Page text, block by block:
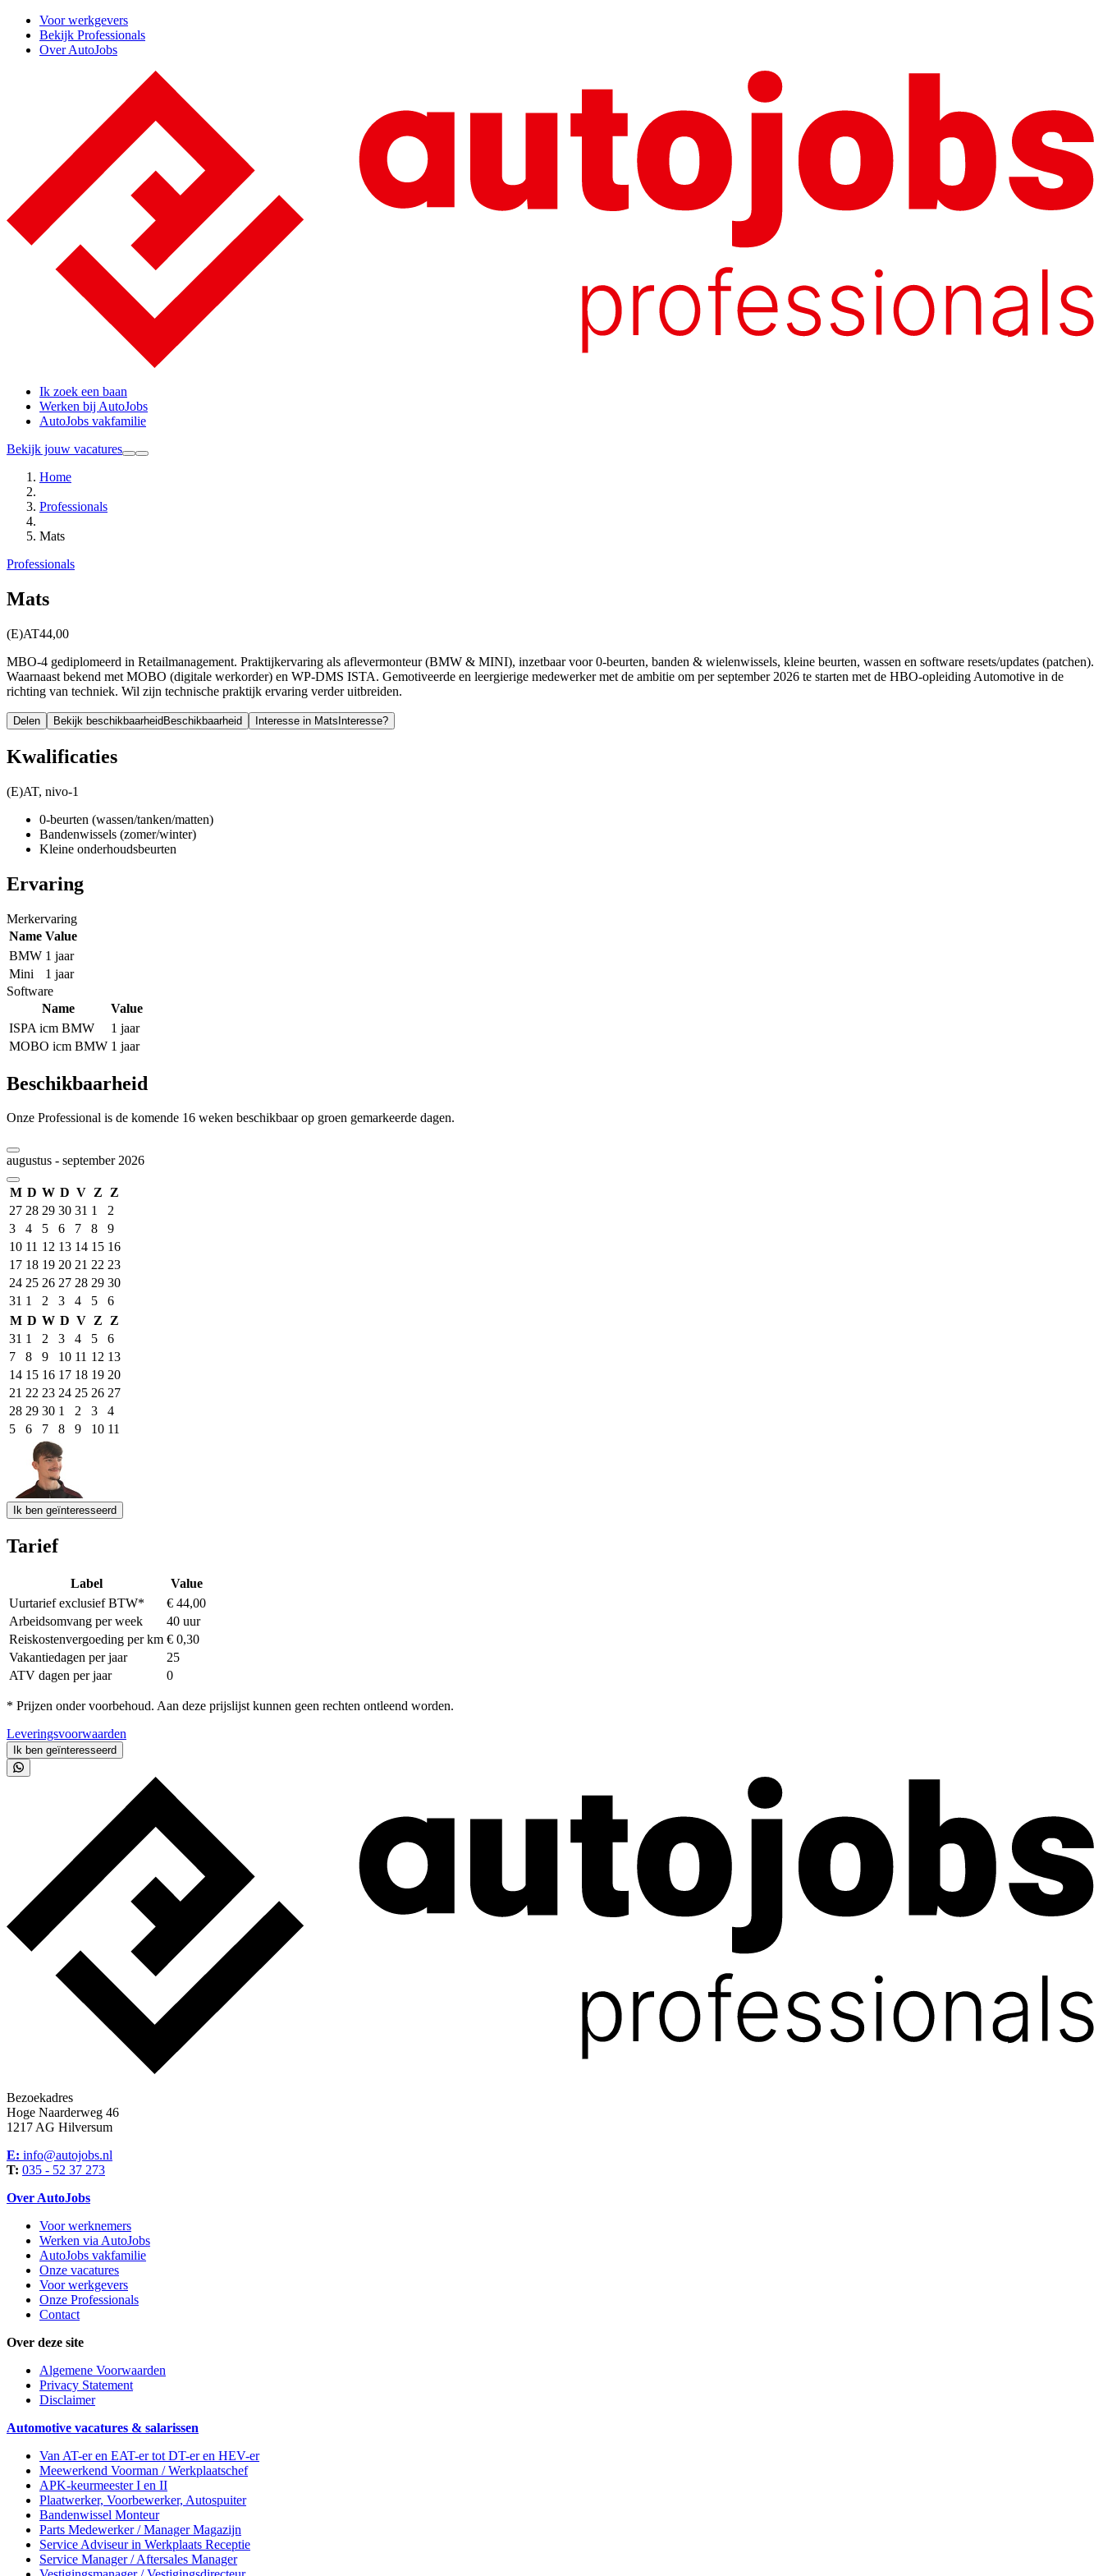
Voor werkgevers
Bekijk Professionals
Over AutoJobs
Ik zoek een baan
Werken bij AutoJobs
AutoJobs vakfamilie
Bekijk jouw vacatures
Home
Professionals
Mats
Professionals
Mats
(E)AT44,00
MBO-4 gediplomeerd in Retailmanagement. Praktijkervaring als aflevermonteur (BMW & MINI), inzetbaar voor 0-beurten, banden & wielenwissels, kleine beurten, wassen en software resets/updates (patchen).
Waarnaast bekend met MOBO (digitale werkorder) en WP-DMS ISTA. Gemotiveerde en leergierige medewerker met de ambitie om per september 2026 te starten met de HBO-opleiding Automotive in de
richting van techniek. Wil zijn technische praktijk ervaring verder uitbreiden.
Delen Bekijk beschikbaarheid Beschikbaarheid Interesse in Mats Interesse?
Kwalificaties
(E)AT, nivo-1
0-beurten (wassen/tanken/matten)
Bandenwissels (zomer/winter)
Kleine onderhoudsbeurten
Ervaring
Merkervaring
Name Value
BMW 1 jaar
Mini
1 jaar
Software
Name
Value
ISPA icm BMW
1 jaar
MOBO icm BMW 1 jaar
Beschikbaarheid
Onze Professional is de komende 16 weken beschikbaar op groen gemarkeerde dagen.
augustus - september 2026
M D W D V Z Z
27 28 29 30 31 1
2
3
4 5 6 7 8
9
10 11 12 13 14 15 16
17 18 19 20 21 22 23
24 25 26 27 28 29 30
31 1 2 3 4 5
6
M D W D V Z Z
31 1 2 3 4 5
6
7
8 9 10 11 12 13
14 15 16 17 18 19 20
21 22 23 24 25 26 27
28 29 30 1 2 3
4
5
6 7 8 9 10 11
Event Date, augustus - september 2026
Ik ben geïnteresseerd
Tarief
Label
Value
Uurtarief exclusief BTW*
€ 44,00
Arbeidsomvang per week
40 uur
Reiskostenvergoeding per km € 0,30
Vakantiedagen per jaar
25
ATV dagen per jaar
0
* Prijzen onder voorbehoud. Aan deze prijslijst kunnen geen rechten ontleend worden.
Leveringsvoorwaarden
Ik ben geïnteresseerd
Bezoekadres
Hoge Naarderweg 46
1217 AG Hilversum
E: info@autojobs.nl
T: 035 - 52 37 273
Over AutoJobs
Voor werknemers
Werken via AutoJobs
AutoJobs vakfamilie
Onze vacatures
Voor werkgevers
Onze Professionals
Contact
Over deze site
Algemene Voorwaarden
Privacy Statement
Disclaimer
Automotive vacatures & salarissen
Van AT-er en EAT-er tot DT-er en HEV-er
Meewerkend Voorman / Werkplaatschef
APK-keurmeester I en II
Plaatwerker, Voorbewerker, Autospuiter
Bandenwissel Monteur
Parts Medewerker / Manager Magazijn
Service Adviseurin Werkplaats Receptie
Service Manager / Aftersales Manager